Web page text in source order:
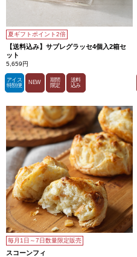
夏ギフトポイント2倍
【送料込み】サブレグラッセ4個入2箱セ
ット
5,659円
アイス
特別便
NEW
期間
限定
送料
込み
毎月1日～7日数量限定販売
スコーンフィ